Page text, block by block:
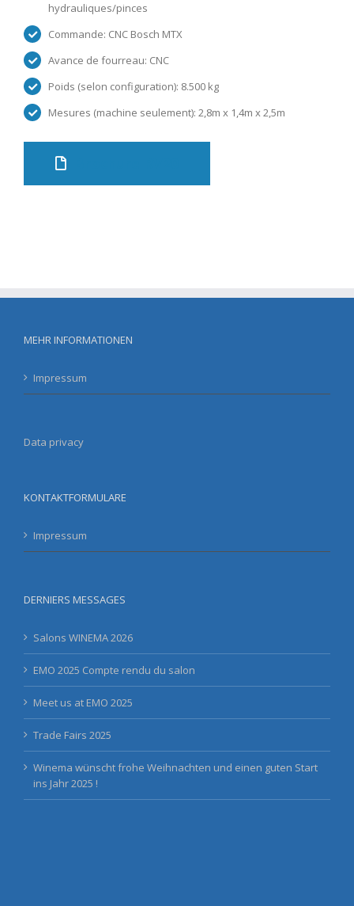
hydrauliques/pinces
Commande: CNC Bosch MTX
Avance de fourreau: CNC
Poids (selon configuration): 8.500 kg
Mesures (machine seulement): 2,8m x 1,4m x 2,5m
MEHR INFORMATIONEN
Impressum
Data privacy
KONTAKTFORMULARE
Impressum
DERNIERS MESSAGES
Salons WINEMA 2026
EMO 2025 Compte rendu du salon
Meet us at EMO 2025
Trade Fairs 2025
Winema wünscht frohe Weihnachten und einen guten Start
ins Jahr 2025 !